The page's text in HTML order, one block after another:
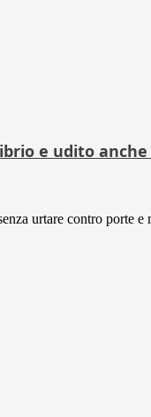
e udito
urtare contro porte